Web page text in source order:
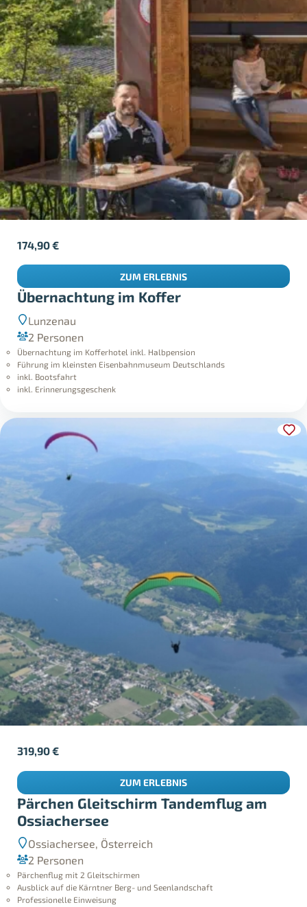
Übernachtung im Koffer
Lunzenau
2 Personen
Übernachtung im Kofferhotel inkl. Halbpension
Führung im kleinsten Eisenbahnmuseum Deutschlands
inkl. Bootsfahrt
inkl. Erinnerungsgeschenk
174,90€
ZUM ERLEBNIS
Pärchen Gleitschirm Tandemflug am
Ossiachersee
Ossiachersee, Österreich
2 Personen
Pärchenflug mit 2 Gleitschirmen
Ausblick auf die Kärntner Berg- und Seenlandschaft
Professionelle Einweisung
319,90€
ZUM ERLEBNIS